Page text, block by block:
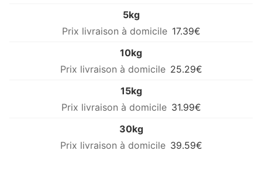
5kg
17.39€
10kg
25.29€
15kg
31.99€
30kg
39.59€